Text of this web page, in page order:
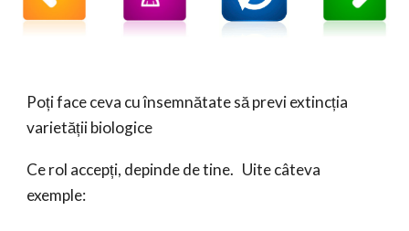
Poți face ceva cu însemnătatesă previ extincția
varietății biologice
Ce rol accepți, depinde de tine. Uite câteva
exemple: